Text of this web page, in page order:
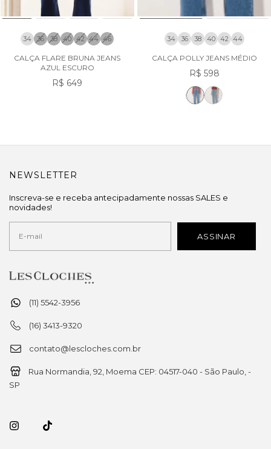
34 36 38 40 42 44 46
CALÇA FLARE BRUNA JEANS
AZUL ESCURO
R$ 649
34 36 38 40 42 44
CALÇA POLLY JEANS MÉDIO
R$ 598
(11) 5542-3956
(16) 3413-9320
contato@lescloches.com.br
Rua Normandia, 92, Moema CEP: 04517-040 - São Paulo, -
SP
NEWSLETTER
Inscreva-se e receba antecipadamente nossas SALES e
novidades!